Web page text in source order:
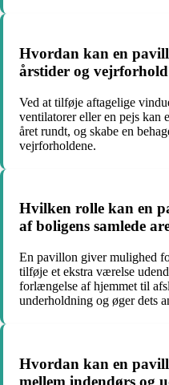
Hvordan kan en
årstider og
Ved at tilføje aftagelige
ventilatorer eller en pejs kan
året rundt, og skabe en
vejrforholdene.
Hvilken rolle kan en
af boligens samlede
En pavillon giver mulighed
tilføje et ekstra værelse
forlængelse af hjemmet til
underholdning og øger dets
Hvordan kan en
mellem indendørs og